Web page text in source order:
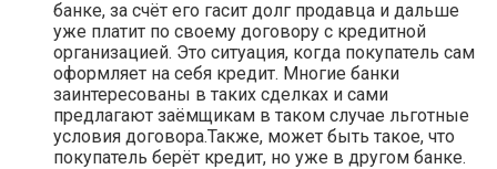
банке, за счёт его гасит долг продавца и дальше
уже платит по своему договору с кредитной
организацией. Это ситуация, когда покупатель сам
оформляет на себя кредит. Многие банки
заинтересованы в таких сделках и сами
предлагают заёмщикам в таком случае льготные
условия договора.Также, может быть такое, что
покупатель берёт кредит, но уже в другом банке.